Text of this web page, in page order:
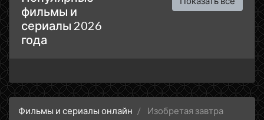
фильмы и
сериалы 2026
года
Фильмы и сериалы онлайн Изобретая завтра